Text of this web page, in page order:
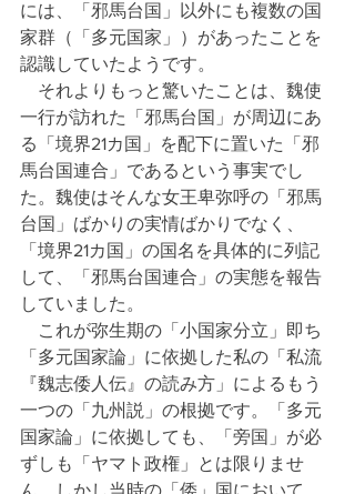
には、「邪馬台国」以外にも複数の国
家群（「多元国家」）があったことを
認識していたようです。
それよりもっと驚いたことは、魏使
一行が訪れた「邪馬台国」が周辺にあ
る「境界21カ国」を配下に置いた「邪
馬台国連合」であるという事実でし
た。魏使はそんな女王卑弥呼の「邪馬
台国」ばかりの実情ばかりでなく、
「境界21カ国」の国名を具体的に列記
して、「邪馬台国連合」の実態を報告
していました。
これが弥生期の「小国家分立」即ち
「多元国家論」に依拠した私の「私流
『魏志倭人伝』の読み方」によるもう
一つの「九州説」の根拠です。「多元
国家論」に依拠しても、「旁国」が必
ずしも「ヤマト政権」とは限りませ
ん。しかし当時の「倭」国において